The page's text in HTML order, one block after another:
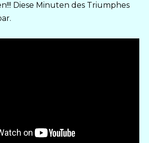
Diese Minuten des Triumphes